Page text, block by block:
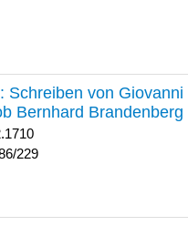
229 : Schreiben von
Bernhard
229